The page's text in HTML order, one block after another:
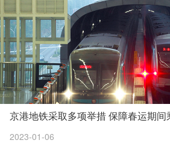
京港地铁采取多项举措 保障春运期
2023-01-06